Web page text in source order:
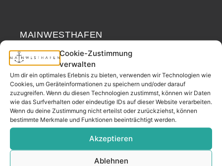
Cookie-Zustimmung
verwalten
Um dir ein optimales Erlebnis zu bieten, verwenden wir Technologien wie
Cookies, um Geräteinformationen zu speichern und/oder darauf
zuzugreifen. Wenn du diesen Technologien zustimmst, können wir Daten
wie das Surfverhalten oder eindeutige IDs auf dieser Website verarbeiten.
Wenn du deine Zustimmung nicht erteilst oder zurückziehst, können
bestimmte Merkmale und Funktionen beeinträchtigt werden.
Akzeptieren
Ablehnen
MAINWESTHAFEN
IMMOBILIEN
Ihr Immobilienpartner
aus der
Nachbarschaft.
– seit 2017.
Widerrufsrecht